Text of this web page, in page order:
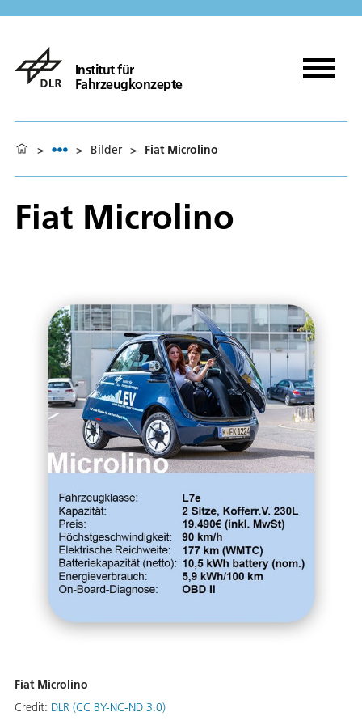
Institut für
Fahrzeugkonzepte
> > Bilder > Fiat Microlino
Fiat Microlino
Fiat Microlino
Credit: DLR (CC BY-NC-ND 3.0)